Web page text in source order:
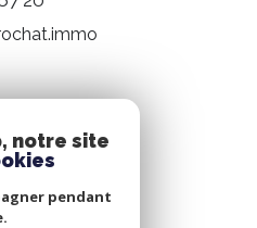
suivre
notre site
pendant